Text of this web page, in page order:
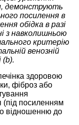
демонструють
посилення в
обідка в разі
з навколишньою
критерію
венозній
(b).
здоровою
фіброз або
(під посиленням
відношенню до